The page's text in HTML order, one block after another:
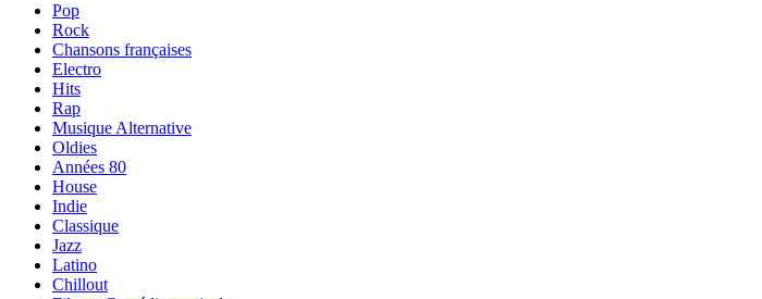
Pop
Rock
Chansons françaises
Electro
Hits
Rap
Musique Alternative
Oldies
Années 80
House
Indie
Classique
Jazz
Latino
Chillout